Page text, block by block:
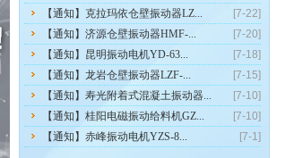
[7-22]
【通知】克拉玛依仓壁振动器LZ...
[7-20]
【通知】济源仓壁振动器HMF-...
[7-18]
【通知】昆明振动电机YD-63...
[7-15]
【通知】龙岩仓壁振动器LZF-...
[7-10]
【通知】寿光附着式混凝土振动器...
[7-10]
【通知】桂阳电磁振动给料机GZ...
[7-1]
【通知】赤峰振动电机YZS-8...